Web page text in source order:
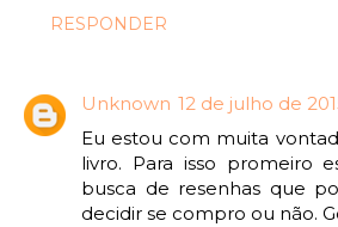
RESPONDER
Unknown 12 de julho de
Eu estou com muita
livro. Para isso promeiro
busca de resenhas que
decidir se compro ou não.